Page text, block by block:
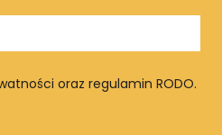
oraz regulamin RODO.